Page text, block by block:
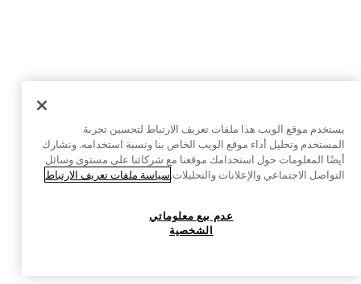
يستخدم موقع الويب هذا ملفات تعريف الارتباط لتحسين تجربة
المستخدم وتحليل أداء موقع الويب الخاص بنا ونسبة استخدامه. ونشارك
أيضًا المعلومات حول استخدامك موقعنا مع شركائنا على مستوى وسائل
التواصل الاجتماعي والإعلانات والتحليلات.سياسة ملفات تعريف الارتباط
عدم بيع معلوماتي
الشخصية